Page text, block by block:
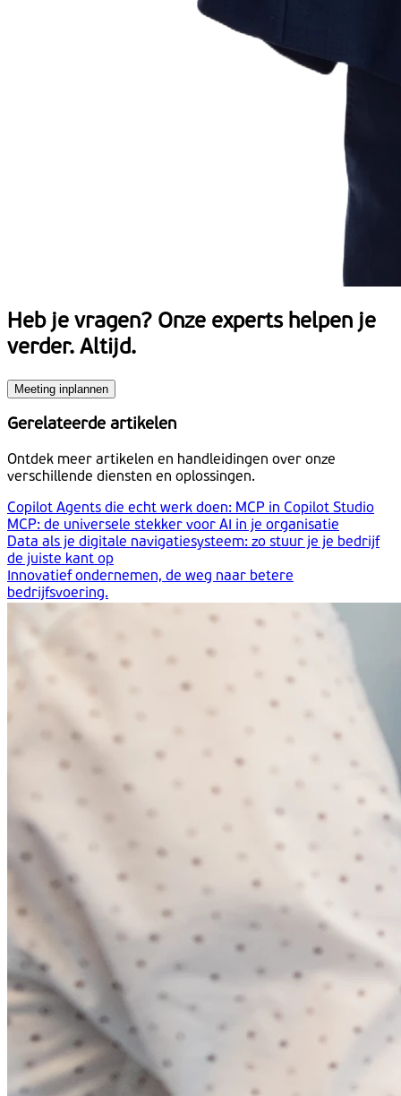
Heb je vragen? Onze experts helpen je
verder. Altijd.
Meeting inplannen
Gerelateerde artikelen
Ontdek meer artikelen en handleidingen over onze
verschillende diensten en oplossingen.
Copilot Agents die echt werk doen: MCP in Copilot Studio
MCP: de universele stekker voor AI in je organisatie
Data als je digitale navigatiesysteem: zo stuur je je bedrijf
de juiste kant op
Innovatief ondernemen, de weg naar betere
bedrijfsvoering.